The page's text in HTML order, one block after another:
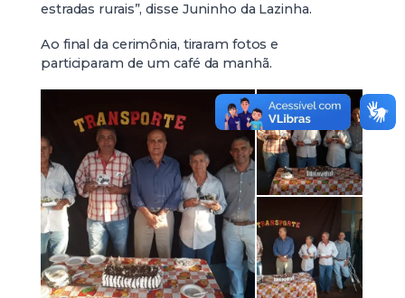
estradas rurais”, disse Juninho da Lazinha.
Ao final da cerimônia, tiraram fotos e
participaram de um café da manhã.